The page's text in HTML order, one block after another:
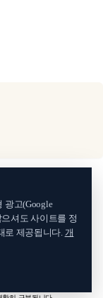
: 김준혁
88
광고(Google
셔도 사이트를 정
로 제공됩니다. 개